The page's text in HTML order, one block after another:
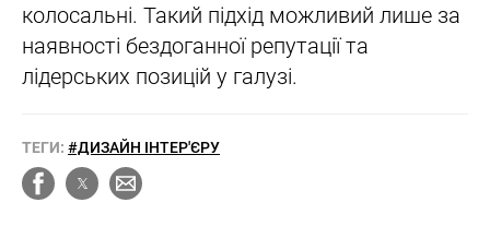
колосальні. Такий підхід можливий лише за
наявності бездоганної репутації та
лідерських позицій у галузі.
ТЕГИ: #ДИЗАЙН ІНТЕР'ЄРУ